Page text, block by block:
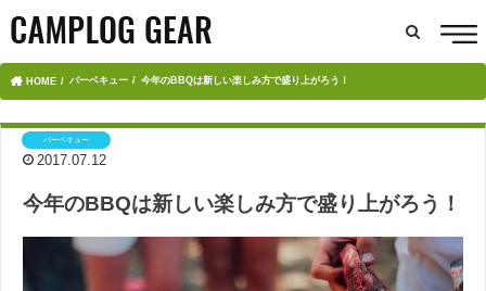
HOME バーベキュー 今年のBBQは新しい楽しみ方で盛り上がろう！
バーベキュー
2017.07.12
今年のBBQは新しい楽しみ方で盛り上がろう！